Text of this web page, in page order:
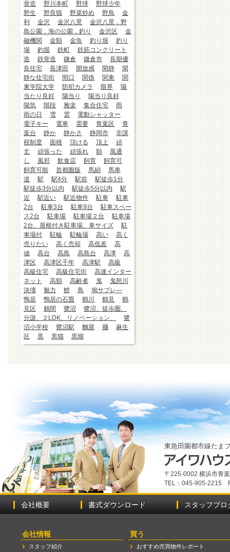
骨造
野川本町 野球
野球少年
野生
野良猫 野菜炒め 野鳥
金
利
金沢 金沢八景
金沢八景，野
島公園，海の公園，釣り
金沢区
金
融機関
金額 金魚 釣り堀
釣り
場
釣堀 鉄町
鉄筋コンクリート
造
鉄骨造 鎌倉 鎌倉市
長期優
良住宅
長津田 開放感 閑静
閑
静な住宅街
間口 関係 関東
関
東学院大学
防犯カメラ 限界
陽
当たり良好
陽当り
陽当り良好
陽気
階段 雅楽 集合住宅
雨
雨の日
雪 雲
電動シャッター
電子キー
電車 需要 青葉区
青
葉台
静か 静かさ 静岡市
非課
税制度
面積 頂ける 頂上
頑
丈
頑張った 頑張れ 額
風通
し
風邪 飲食店 飼育
飼育可
飼育可能
首都圏版 馬絹
馬車
道
駅 駅4分 駅前
駅徒歩1分
駅徒歩3分以内
駅徒歩5分以内
駅
近
駅近い 駅近物件 駐車
駐車
2台
駐車3台 駐車9台
駐車スペー
ス2台
駐車場 駐車場２台
駐車場
2台、屋根付き駐車場、車サイズ
駐
車場付
駐輪 駐輪場 高い
高く
売りたい
高く売却 高低差
高
値
高台 高島 高島台 高津
高
津区
高津区千年 高津駅
高級
高級住宅
高級住宅街
高速インター
ネット
高額 高齢者 鬼
鬼怒川
決壊
魅力 鯉 鳥
鳩サブレ―
鴨居
鴨居の石畳 鶴川 鶴見
鶴
見区
鶴間 鷺沼
鷺沼、徒歩圏、
分譲、２LDK、リノベーション、
鷺
沼小学校
鷺沼駅 麵屋 麺
麻生
区
黒 黒猫 黒畑
東急田園都市線たま
〒225-0002 横浜市青
TEL：045-905-2215
会社概要 書式ダウンロード スタッフブロ
会社情報
スタッフ紹介
買う
おすすめ売買物件レポート